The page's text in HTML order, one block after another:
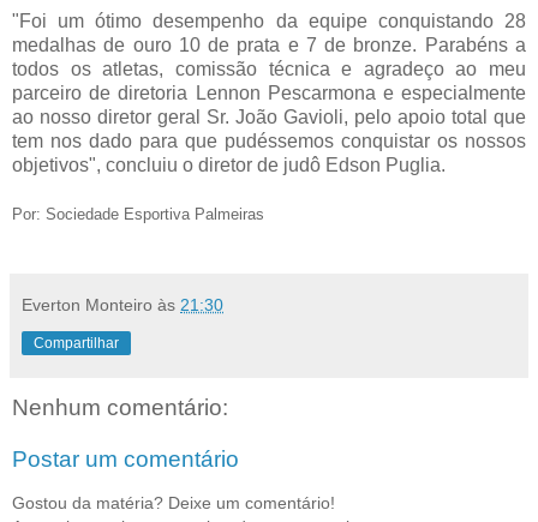
"Foi um ótimo desempenho da equipe conquistando 28
medalhas de ouro 10 de prata e 7 de bronze. Parabéns a
todos os atletas, comissão técnica e agradeço ao meu
parceiro de diretoria Lennon Pescarmona e especialmente
ao nosso diretor geral Sr. João Gavioli, pelo apoio total que
tem nos dado para que pudéssemos conquistar os nossos
objetivos", concluiu o diretor de judô Edson Puglia.
Por: Sociedade Esportiva Palmeiras
Everton Monteiro às 21:30
Compartilhar
Nenhum comentário:
Postar um comentário
Gostou da matéria? Deixe um comentário!